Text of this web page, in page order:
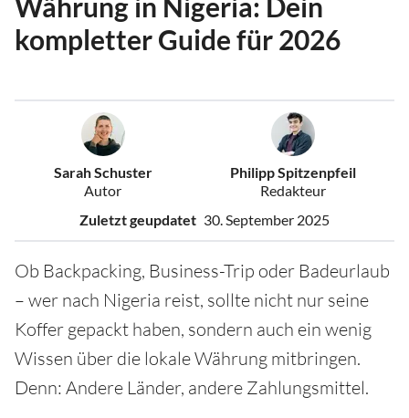
kompletter Guide für 2026
Sarah Schuster
Autor
Philipp Spitzenpfeil
Redakteur
Zuletzt geupdatet 30. September 2025
Ob Backpacking, Business-Trip oder Badeurlaub
– wer nach Nigeria reist, sollte nicht nur seine
Koffer gepackt haben, sondern auch ein wenig
Wissen über die lokale Währung mitbringen.
Denn: Andere Länder, andere Zahlungsmittel.